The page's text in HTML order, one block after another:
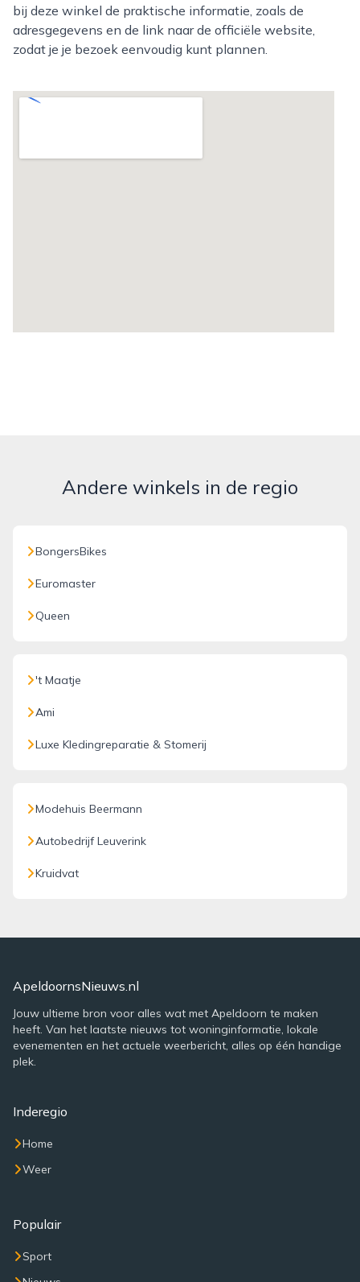
bij deze winkel de praktische informatie, zoals de
adresgegevens en de link naar de officiële website,
zodat je je bezoek eenvoudig kunt plannen.
Andere winkels in de regio
BongersBikes
Euromaster
Queen
't Maatje
Ami
Luxe Kledingreparatie & Stomerij
Modehuis Beermann
Autobedrijf Leuverink
Kruidvat
ApeldoornsNieuws.nl
Jouw ultieme bron voor alles wat met Apeldoorn te maken
heeft. Van het laatste nieuws tot woninginformatie, lokale
evenementen en het actuele weerbericht, alles op één handige
plek.
Inderegio
Home
Weer
Populair
Sport